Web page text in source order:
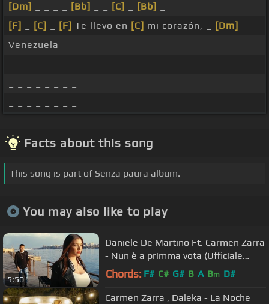
[Dm]
[Bb] [C] [Bb]
[F]
[C] [F] Te llevo en [C] mi corazón, _
[Dm]
Venezuela
Facts about this song
This song is part of Senza paura album.
You may also like to play
5:50
Daniele De Martino Ft. Carmen Zarra
- Nun è a primma vota (Ufficiale
2017)
Chords: F# C# G# B A Bm D#
Carmen Zarra , Daleka - La Noche